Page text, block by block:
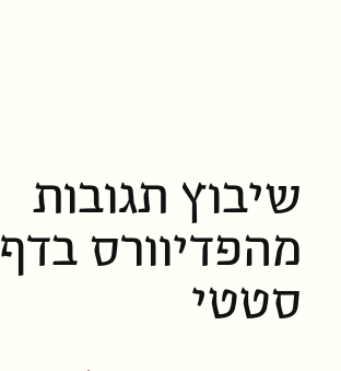
שיבוץ תגובות
מהפדיוורס בדף
סטטי